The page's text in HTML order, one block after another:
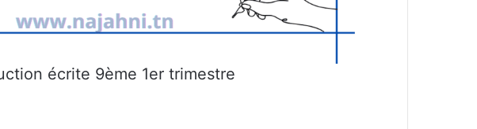
écrite 9ème 1er trimestre